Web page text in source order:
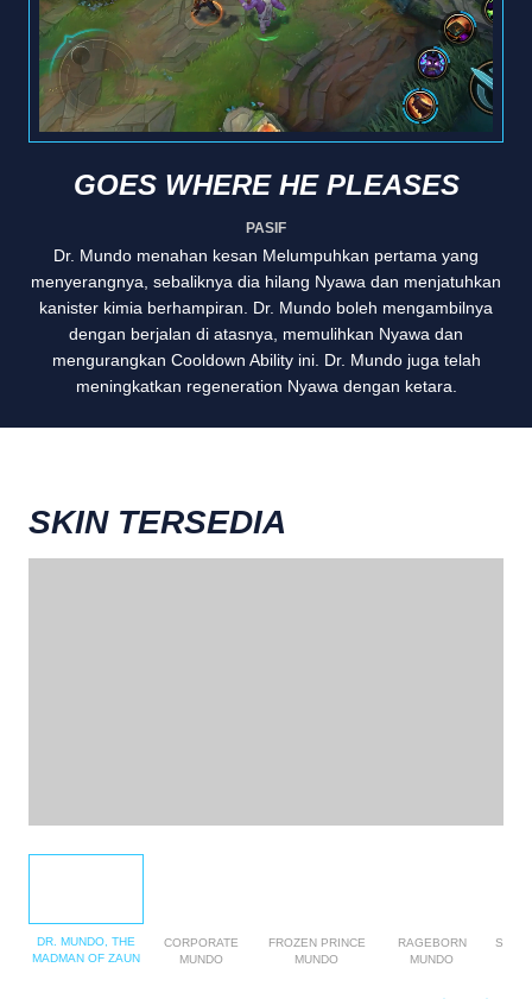
GOES WHERE HE PLEASES
PASIF
Dr. Mundo menahan kesan Melumpuhkan pertama yang
menyerangnya, sebaliknya dia hilang Nyawa dan menjatuhkan
kanister kimia berhampiran. Dr. Mundo boleh mengambilnya
dengan berjalan di atasnya, memulihkan Nyawa dan
mengurangkan Cooldown Ability ini. Dr. Mundo juga telah
meningkatkan regeneration Nyawa dengan ketara.
SKIN TERSEDIA
DR. MUNDO, THE
MADMAN OF ZAUN
CORPORATE
MUNDO
FROZEN PRINCE
MUNDO
RAGEBORN
MUNDO